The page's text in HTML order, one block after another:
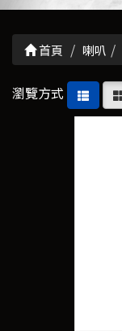
首頁 喇叭
瀏覽方式